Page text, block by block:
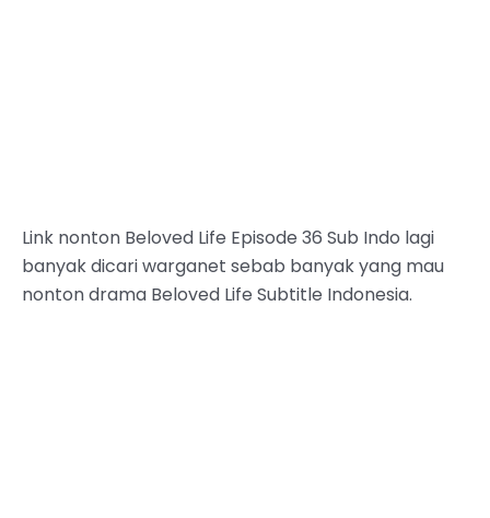
Link nonton Beloved Life Episode 36 Sub Indo lagi
banyak dicari warganet sebab banyak yang mau
nonton drama Beloved Life Subtitle Indonesia.